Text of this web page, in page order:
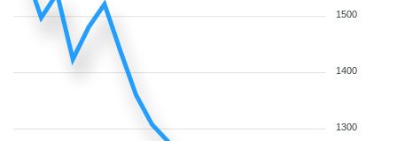
1500
1400
1300